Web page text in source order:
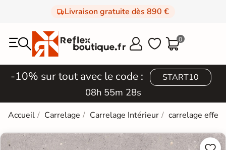
Livraison gratuite dès 890 €
  0
-10% sur tout avec le code : START10
08h 55m 27s
Accueil Carrelage Carrelage Intérieur carrelage effet